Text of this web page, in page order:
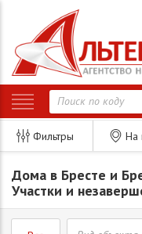
Фильтры На
Дома в Бресте и
Участки и